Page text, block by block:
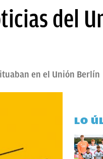
del
en el Unión Berlín
LO